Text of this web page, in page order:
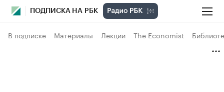
ПОДПИСКА НА РБК
В подписке Материалы Лекции The Economist